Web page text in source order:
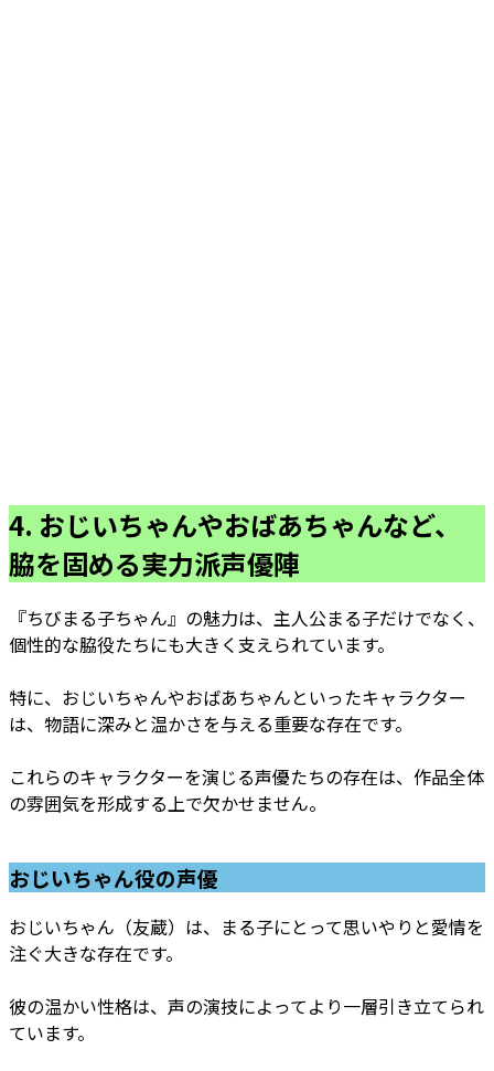
4. おじいちゃんやおばあちゃんなど、
脇を固める実力派声優陣
『ちびまる子ちゃん』の魅力は、主人公まる子だけでなく、
個性的な脇役たちにも大きく支えられています。
特に、おじいちゃんやおばあちゃんといったキャラクター
は、物語に深みと温かさを与える重要な存在です。
これらのキャラクターを演じる声優たちの存在は、作品全体
の雰囲気を形成する上で欠かせません。
おじいちゃん役の声優
おじいちゃん（友蔵）は、まる子にとって思いやりと愛情を
注ぐ大きな存在です。
彼の温かい性格は、声の演技によってより一層引き立てられ
ています。